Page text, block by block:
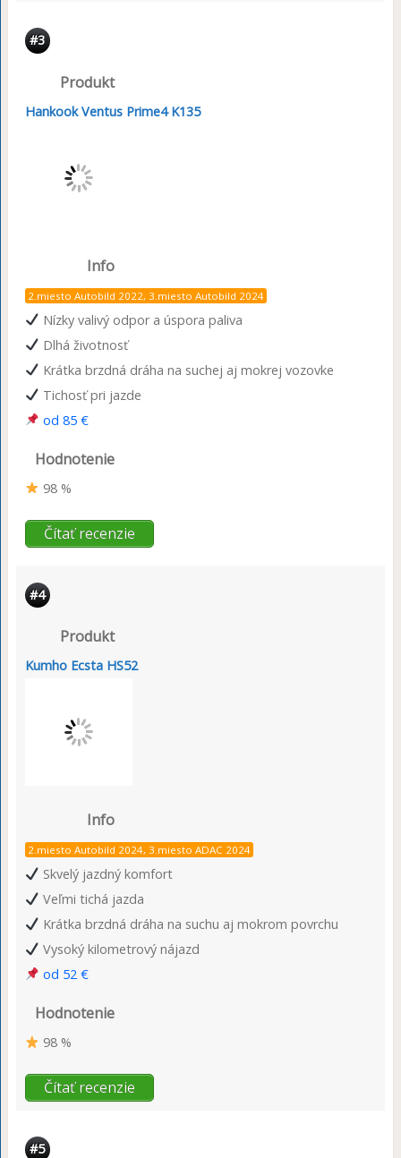
#3
Produkt
Hankook Ventus Prime4 K135
Info
2.miesto Autobild 2022, 3.miesto Autobild 2024
Nízky valivý odpor a úspora paliva
Dlhá životnosť
Krátka brzdná dráha na suchej aj mokrej vozovke
Tichosť pri jazde
od 85 €
Hodnotenie
98 %
Čítať recenzie
#4
Produkt
Kumho Ecsta HS52
Info
2.miesto Autobild 2024, 3.miesto ADAC 2024
Skvelý jazdný komfort
Veľmi tichá jazda
Krátka brzdná dráha na suchu aj mokrom povrchu
Vysoký kilometrový nájazd
od 52 €
Hodnotenie
98 %
Čítať recenzie
#5